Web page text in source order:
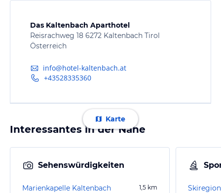
Das Kaltenbach Aparthotel
Reisrachweg 18 6272 Kaltenbach Tirol
Österreich
info@hotel-kaltenbach.at
+43528335360
Karte
Interessantes in der Nähe
Sehenswürdigkeiten
Marienkapelle Kaltenbach 1,5 km